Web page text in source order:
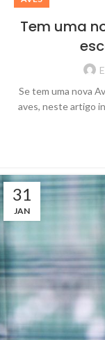
Tem uma
Se tem uma nova
aves, neste artigo
31
JAN